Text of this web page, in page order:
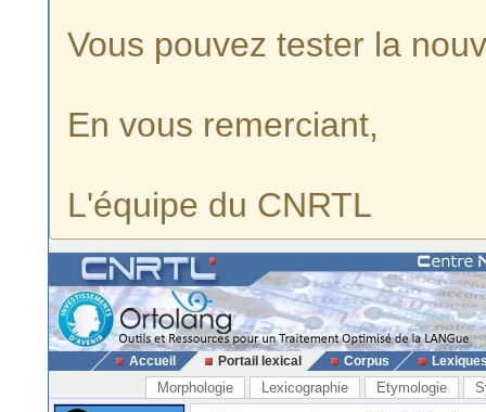
Vous pouvez tester la
En vous remerciant,
L'équipe du CNRTL
Accueil Portail lexical Corpus
Morphologie Lexicographie Etymologie